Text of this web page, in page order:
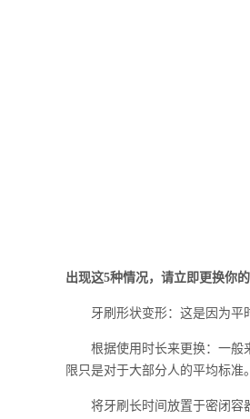
出现这5种情况，请立即更换你的
牙刷形状变形：这是因为平时
根据使用时长来更换：一般来
限只是对于大部分人的平均标准
将牙刷长时间放置于密闭容器